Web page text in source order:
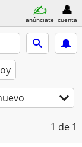
anúnciate cuenta
1 de 1